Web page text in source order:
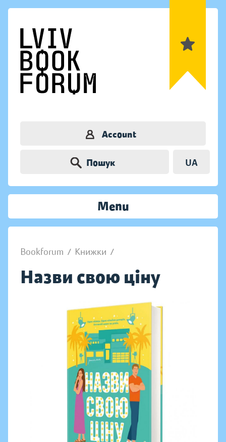
Account
Пошук UA
Menu
Bookforum / Книжки /
Назви свою ціну